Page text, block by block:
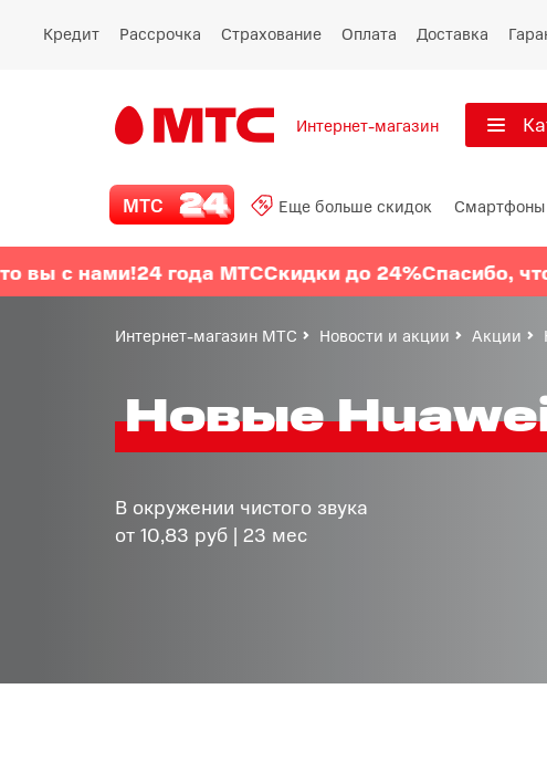
Кредит Рассрочка Страхование Оплата Доставка
Интернет-магазин
МТС 24
Все
POCO C
Восстановленные
смартфоны
Товары для дома
МТС Еще больше скидок Смартфоны
с нами!24 года МТССкидки до 24%Спасибо, что
Интернет-магазин МТС Новости и акции Акции
Новые
В окружении чистого звука
от 10,83 руб | 23 мес